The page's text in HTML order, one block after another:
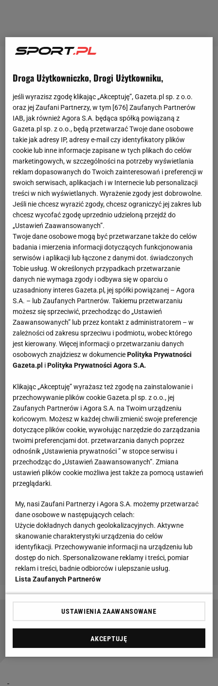
Dlaczego tak bardzo różnią się od innych?
To był czwarty set tego pojedynku przy stanie 3:3 w
gemach i prowadzeniu 2:1 AustralijczykaNicka
Kyrgiosa(40. ATP) w setach. Serwował Grek
Stefanos Tsitsipas (5. ATP) i przegrywał 15:40.
Zaserwował na zewnątrz, Kyrgios doszedł do piłki,
ale trafił w nią ramą rakiety i piłka nie doleciała
nawet do siatki. Grek wiedział, że zdobył punkt i od
razu odwrócił się po piłki. Tymczasem Kyrgios
poprosił o challenge. Chciał sprawdzić, czy serwis
Greka był udany.
Kolejna kandydatka do wygrania Wimbledonu
odpada. Kvitova nie dała rady
Droga Użytkowniczko, Drogi Użytkowniku,
jeśli wyrazisz zgodę klikając „Akceptuję”, Gazeta.pl sp. z o.o.
oraz jej Zaufani Partnerzy, w tym [676] Zaufanych Partnerów
IAB, jak również Agora S.A. będąca spółką powiązaną z
Gazeta.pl sp. z o.o., będą przetwarzać Twoje dane osobowe
takie jak adresy IP, adresy e-mail czy identyfikatory plików
cookie lub inne informacje zapisane w tych plikach do celów
marketingowych, w szczególności na potrzeby wyświetlania
reklam dopasowanych do Twoich zainteresowań i preferencji w
swoich serwisach, aplikacjach i w Internecie lub personalizacji
treści w nich wyświetlanych. Wyrażenie zgody jest dobrowolne.
Jeśli nie chcesz wyrazić zgody, chcesz ograniczyć jej zakres lub
chcesz wycofać zgodę uprzednio udzieloną przejdź do
„Ustawień Zaawansowanych”.
Twoje dane osobowe mogą być przetwarzane także do celów
badania i mierzenia informacji dotyczących funkcjonowania
serwisów i aplikacji lub łączone z danymi dot. świadczonych
Tobie usług. W określonych przypadkach przetwarzanie
danych nie wymaga zgody i odbywa się w oparciu o
uzasadniony interes Gazeta.pl, jej spółki powiązanej – Agora
S.A. – lub Zaufanych Partnerów. Takiemu przetwarzaniu
możesz się sprzeciwić, przechodząc do „Ustawień
Zaawansowanych” lub przez kontakt z administratorem – w
zależności od zakresu sprzeciwu i podmiotu, wobec którego
jest kierowany. Więcej informacji o przetwarzaniu danych
osobowych znajdziesz w dokumenciePolityka Prywatności
Gazeta.pl iPolityka Prywatności Agora S.A.
Klikając „Akceptuję” wyrażasz też zgodę na zainstalowanie i
przechowywanie plików cookie Gazeta.pl sp. z o.o., jej
Zaufanych Partnerów i Agora S.A. na Twoim urządzeniu
końcowym. Możesz w każdej chwili zmienić swoje preferencje
dotyczące plików cookie, wywołując narzędzie do zarządzania
twoimi preferencjami dot. przetwarzania danych poprzez
odnośnik „Ustawienia prywatności ” w stopce serwisu i
przechodząc do „Ustawień Zaawansowanych”. Zmiana
ustawień plików cookie możliwa jest także za pomocą ustawień
przeglądarki.
My, nasi Zaufani Partnerzy i Agora S.A. możemy przetwarzać
dane osobowe w następujących celach:
Użycie dokładnych danych geolokalizacyjnych. Aktywne
skanowanie charakterystyki urządzenia do celów
identyfikacji. Przechowywanie informacji na urządzeniu lub
dostęp do nich. Spersonalizowane reklamy i treści, pomiar
reklam i treści, badnie odbiorców i ulepszanie usług.
Lista Zaufanych Partnerów
USTAWIENIA ZAAWANSOWANE
AKCEPTUJĘ